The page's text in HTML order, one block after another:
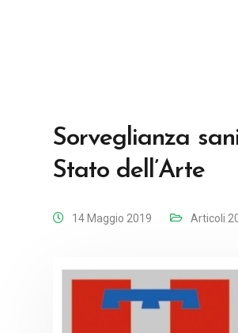
Sorveglianza
Stato dell’Arte
14 Maggio 2019 Articoli